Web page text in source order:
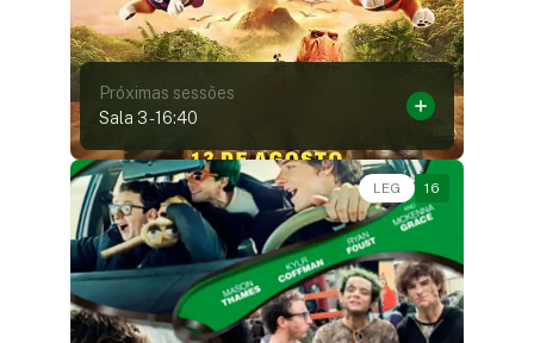
Próximas sessões
Sala 3-16:40
LEG 16
Comédia, Drama, Musical • • 1h56